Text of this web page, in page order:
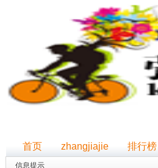
首页 zhangjiajie 排行榜
信息提示